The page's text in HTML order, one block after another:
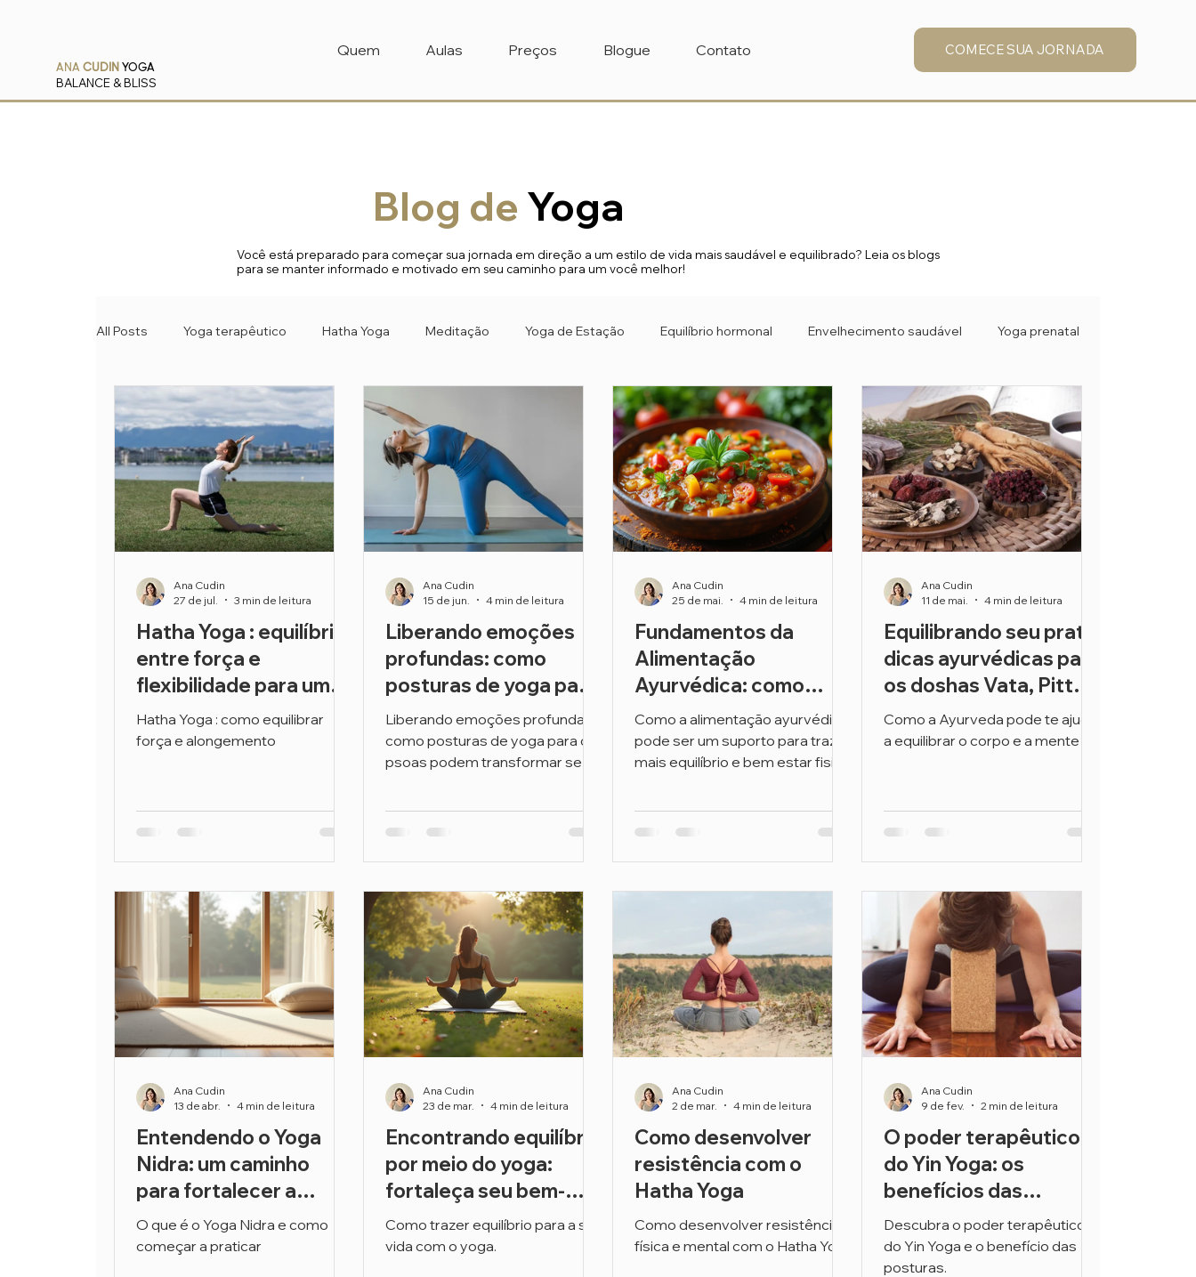
ANACUDIN YOGA
BALANCE & BLISS
COMECE SUA JORNADA
Quem Aulas Preços Blogue Contato
Blog de Yoga
Você está preparado para começar sua jornada em direção a um estilo de vida mais saudável e equilibrado? Leia os blogs
para se manter informado e motivado em seu caminho para um você melhor!
All Posts Yoga terapêutico Hatha Yoga Meditação Yoga de Estação Equilíbrio hormonal Envelhecimento saudável Yoga prenatal
Pranayama Ayurveda
Hatha Yoga : equilíbrio
entre força e
flexibilidade para uma
prática harmoniosa
Hatha Yoga : como equilibrar
força e alongemento
Ana Cudin
27 de jul.
3 min de leitura
Liberando emoções
profundas: como
posturas de yoga para
o psoas podem
transformar seu bem-
estar emocional
Liberando emoções profundas:
como posturas de yoga para o
psoas podem transformar seu
Ana Cudin
15 de jun.
4 min de leitura
Fundamentos da
Alimentação
Ayurvédica: como
comer para equilibrar
corpo e mente
Como a alimentação ayurvédica
pode ser um suporto para trazer
mais equilíbrio e bem estar fisico
Ana Cudin
25 de mai.
4 min de leitura
Equilibrando seu prato:
dicas ayurvédicas para
os doshas Vata, Pitta e
Kapha
Como a Ayurveda pode te ajudar
a equilibrar o corpo e a mente
Ana Cudin
11 de mai.
4 min de leitura
Entendendo o Yoga
Nidra: um caminho
para fortalecer a
saúde mental e
encontrar a paz
O que é o Yoga Nidra e como
começar a praticar
Ana Cudin
13 de abr.
4 min de leitura
Encontrando equilíbrio
por meio do yoga:
fortaleça seu bem-
estar emocional,
mental e físico
Como trazer equilíbrio para a sua
vida com o yoga.
Ana Cudin
23 de mar.
4 min de leitura
Como desenvolver
resistência com o
Hatha Yoga
Como desenvolver resistência
física e mental com o Hatha Yoga
Ana Cudin
2 de mar.
4 min de leitura
O poder terapêutico
do Yin Yoga: os
benefícios das
posturas mantidas por
mais tempo
Descubra o poder terapêutico
do Yin Yoga e o benefício das
posturas.
Ana Cudin
9 de fev.
2 min de leitura